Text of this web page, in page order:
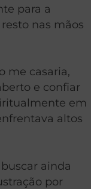
para a
nas mãos
me casaria,
e confiar
em
altos
ainda
por